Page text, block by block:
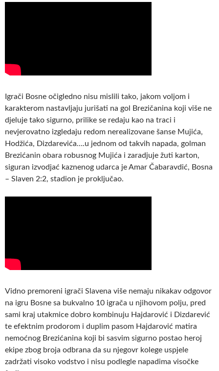
Igrači Bosne očigledno nisu mislili tako, jakom voljom i
karakterom nastavljaju jurišati na gol Brezičanina koji više ne
djeluje tako sigurno, prilike se redaju kao na traci i
nevjerovatno izgledaju redom nerealizovane šanse Mujića,
Hodžića, Dizdarevića….u jednom od takvih napada, golman
Brezićanin obara robusnog Mujića i zaradjuje žuti karton,
siguran izvodjać kaznenog udarca je Amar Čabaravdić, Bosna
– Slaven 2:2, stadion je proključao.
Vidno premoreni igrači Slavena više nemaju nikakav odgovor
na igru Bosne sa bukvalno 10 igrača u njihovom polju, pred
sami kraj utakmice dobro kombinuju Hajdarović i Dizdarević
te efektnim prodorom i duplim pasom Hajdarović matira
nemoćnog Brezićanina koji bi sasvim sigurno postao heroj
ekipe zbog broja odbrana da su njegovr kolege uspjele
zadržati visoko vodstvo i nisu podlegle napadima visočke